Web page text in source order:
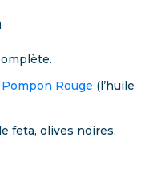
Pompon Rouge (l’huile
feta, olives noires.